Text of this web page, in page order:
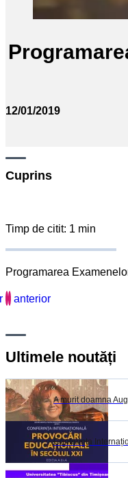
12/01/2019
Cuprins
Timp de citit: 1 min
Programarea
anterior
Ultimele noutăți
A murit doamna
Conferința